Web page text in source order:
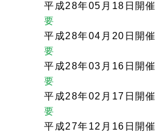
平成28年05月18日開催
要
平成28年04月20日開催
要
平成28年03月16日開催
要
平成28年02月17日開催
要
平成27年12月16日開催